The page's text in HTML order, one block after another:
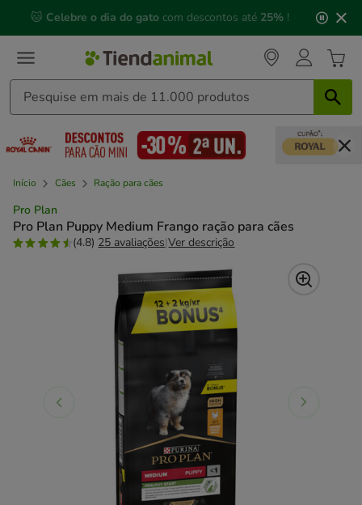
3,
mensagem,
📅 Compre até às 13h00 e receba a sua encomenda no
próximo dia útil⏰
Início Cães Ração para cães
Pro Plan
Pro Plan Puppy Medium Frango ração para cães
(4.8) 25 avaliações|Ver descrição